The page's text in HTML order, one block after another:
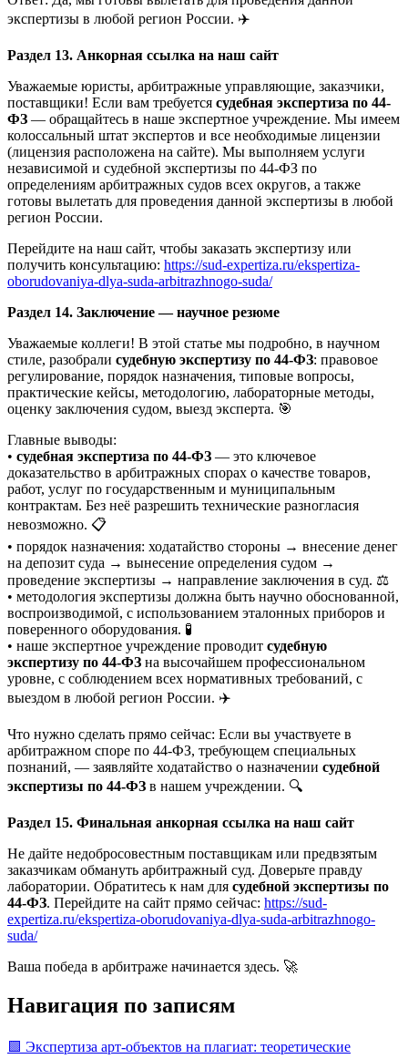
экспертизы в любой регион России. ✈️
Раздел 13. Анкорная ссылка на наш сайт
Уважаемые юристы, арбитражные управляющие, заказчики,
поставщики! Если вам требуется судебная экспертиза по 44-
ФЗ — обращайтесь в наше экспертное учреждение. Мы имеем
колоссальный штат экспертов и все необходимые лицензии
(лицензия расположена на сайте). Мы выполняем услуги
независимой и судебной экспертизы по 44-ФЗ по
определениям арбитражных судов всех округов, а также
готовы вылетать для проведения данной экспертизы в любой
регион России.
Перейдите на наш сайт, чтобы заказать экспертизу или
получить консультацию: https://sud-expertiza.ru/ekspertiza-
oborudovaniya-dlya-suda-arbitrazhnogo-suda/
Раздел 14. Заключение — научное резюме
Уважаемые коллеги! В этой статье мы подробно, в научном
стиле, разобрали судебную экспертизу по 44-ФЗ: правовое
регулирование, порядок назначения, типовые вопросы,
практические кейсы, методологию, лабораторные методы,
оценку заключения судом, выезд эксперта. 🎯
Главные выводы:
• судебная экспертиза по 44-ФЗ — это ключевое
доказательство в арбитражных спорах о качестве товаров,
работ, услуг по государственным и муниципальным
контрактам. Без неё разрешить технические разногласия
невозможно. 📋
• порядок назначения: ходатайство стороны → внесение денег
на депозит суда → вынесение определения судом →
проведение экспертизы → направление заключения в суд. ⚖️
• методология экспертизы должна быть научно обоснованной,
воспроизводимой, с использованием эталонных приборов и
поверенного оборудования. 🧪
• наше экспертное учреждение проводит судебную
экспертизу по 44-ФЗ на высочайшем профессиональном
уровне, с соблюдением всех нормативных требований, с
выездом в любой регион России. ✈️
Что нужно сделать прямо сейчас: Если вы участвуете в
арбитражном споре по 44-ФЗ, требующем специальных
познаний, — заявляйте ходатайство о назначении судебной
экспертизы по 44-ФЗ в нашем учреждении. 🔍
Раздел 15. Финальная анкорная ссылка на наш сайт
Не дайте недобросовестным поставщикам или предвзятым
заказчикам обмануть арбитражный суд. Доверьте правду
лаборатории. Обратитесь к нам для судебной экспертизы по
44-ФЗ. Перейдите на сайт прямо сейчас: https://sud-
expertiza.ru/ekspertiza-oborudovaniya-dlya-suda-arbitrazhnogo-
suda/
Ваша победа в арбитраже начинается здесь. 🚀
Навигация по записям
🟩 Экспертиза арт-объектов на плагиат: теоретические